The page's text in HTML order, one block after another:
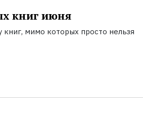
книг июня
мимо которых просто нельзя